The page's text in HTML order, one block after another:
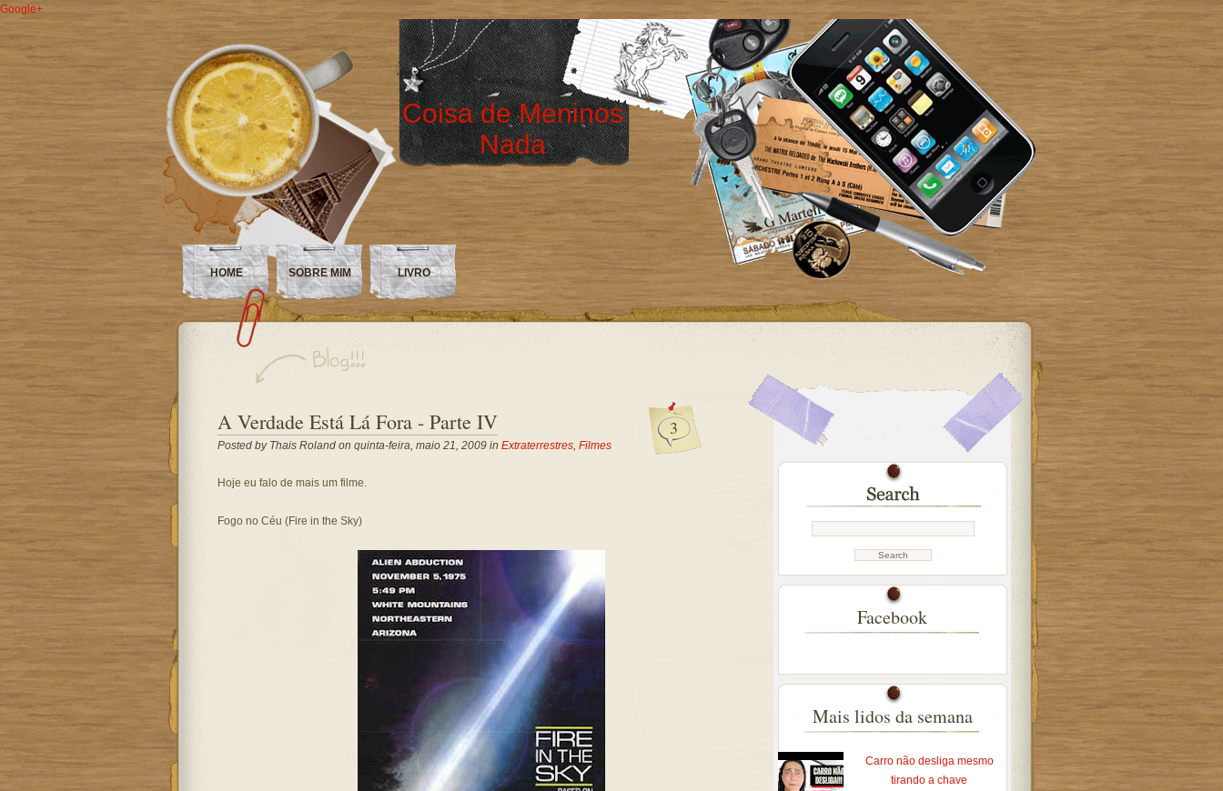
Google+
Coisa de Meninos
Nada
HOME SOBRE MIM LIVRO
3
A Verdade Está Lá Fora - Parte IV
Posted by Thais Rolandon quinta-feira, maio 21, 2009 in Extraterrestres, Filmes
Hoje eu falo de mais um filme.
Fogo no Céu (Fire in the Sky)
Facebook
Mais lidos da semana
Carro não desliga mesmo
tirando a chave